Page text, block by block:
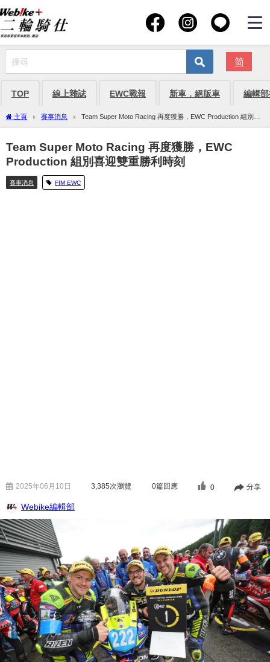
简
TOP 線上雜誌 EWC戰報 新車．絕版車 編輯
主頁 賽事消息
Team Super Moto Racing 再度獲勝，EWC Production 組別喜
迎雙重勝利時刻
Team Super Moto Racing 再度獲勝，EWC
Production 組別喜迎雙重勝利時刻
賽事消息 FIM EWC
2025年06月10日 3,385次瀏覽 0篇回應 0 分享
Webike編輯部